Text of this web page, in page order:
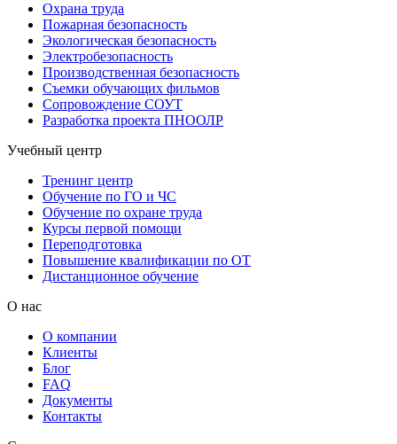
Охрана труда
Пожарная безопасность
Экологическая безопасность
Электробезопасность
Производственная безопасность
Съемки обучающих фильмов
Сопровождение СОУТ
Разработка проекта ПНООЛР
Учебный центр
Тренинг центр
Обучение по ГО и ЧС
Обучение по охране труда
Курсы первой помощи
Переподготовка
Повышение квалификации по ОТ
Дистанционное обучение
О нас
О компании
Клиенты
Блог
FAQ
Документы
Контакты